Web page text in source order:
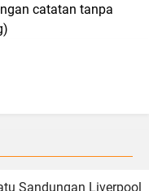
catatan tanpa
Sandungan Liverpool